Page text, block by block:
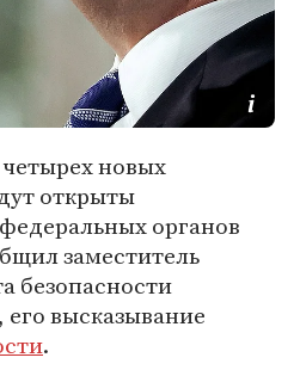
новых
открыты
органов
заместитель
безопасности
, его высказывание
.